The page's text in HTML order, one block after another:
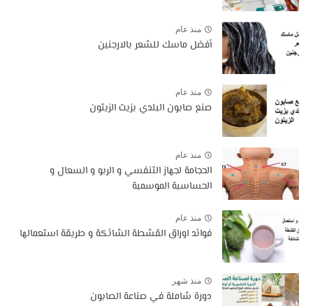
منذ عام
أفضل ماسك للشعر بالارجنين
منذ عام
صنع صابون البلدي بزيت الزيتون
منذ عام
الحجامة لجهاز التنفسي و الربو و السعال و
الحساسية الموسمية
منذ عام
فوائد اوراق القشطة الشائكة و طريقة استعمالها
منذ شهر
دورة شاملة في صناعة الصابون